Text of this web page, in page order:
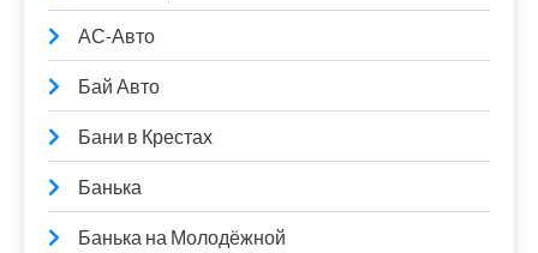
АС-Авто
Бай Авто
Бани в Крестах
Банька
Банька на Молодёжной